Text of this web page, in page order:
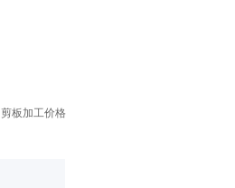
剪板加工价格